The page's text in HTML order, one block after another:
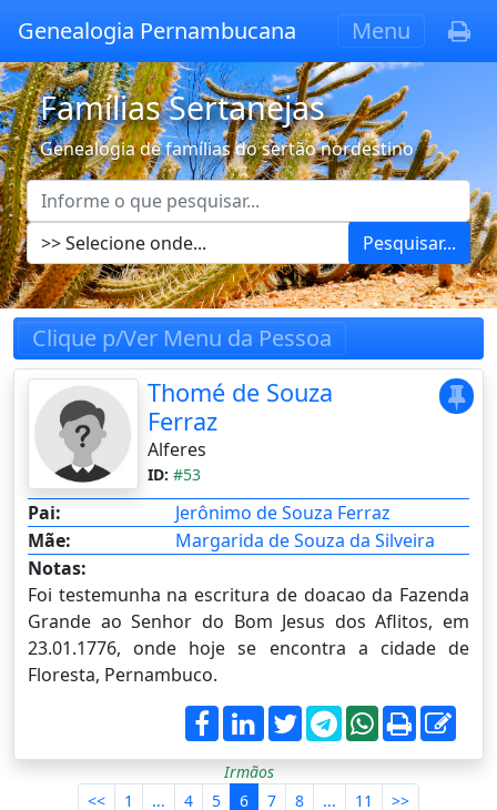
Genealogia Pernambucana Menu
Famílias Sertanejas
Genealogia de famílias do sertão nordestino
Pesquisar...
Clique p/Ver Menu da Pessoa
Thomé de Souza
Ferraz
Alferes
ID: #53
Pai:
Jerônimo de Souza Ferraz
Mãe:
Margarida de Souza da Silveira
Notas:
Foi testemunha na escritura de doacao da Fazenda
Grande ao Senhor do Bom Jesus dos Aflitos, em
23.01.1776, onde hoje se encontra a cidade de
Floresta, Pernambuco.
Irmãos
<<
1 ... 4 5 6 7 8 ... 11 >>